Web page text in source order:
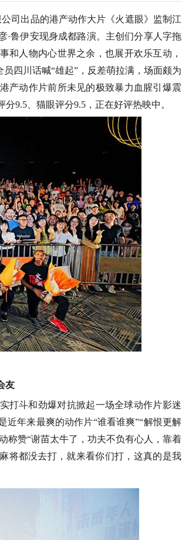
司出品的港产动作大片《火遮眼》 监制江
·鲁伊安现身成都路演。主创们分享人字拖
和人物内心世界之余，也展开欢乐互动，
四川话喊“雄起”，反差萌拉满，场面颇为
产动作片前所未见的极致暴力血腥引爆震
9.5、猫眼评分9.5，正在好评热映中。
友
打斗和劲爆对抗掀起一场全球动作片影迷
近年来最爽的动作片“谁看谁爽”“解恨更解
称赞“谢苗太牛了， 功夫不负有心人 ， 靠着
将都没去打，就来看你们打， 这真的是我